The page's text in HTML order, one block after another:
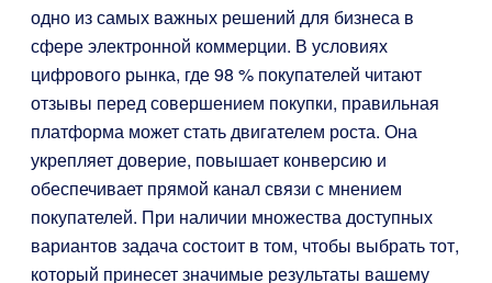
одно из самых важных решений для бизнеса в
сфере электронной коммерции. В условиях
цифрового рынка, где 98 % покупателей читают
отзывы перед совершением покупки, правильная
платформа может стать двигателем роста. Она
укрепляет доверие, повышает конверсию и
обеспечивает прямой канал связи с мнением
покупателей. При наличии множества доступных
вариантов задача состоит в том, чтобы выбрать тот,
который принесет значимые результаты вашему